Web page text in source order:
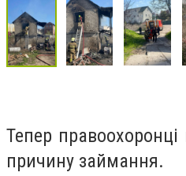
Тепер
причину займання.